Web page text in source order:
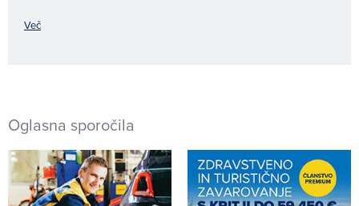
Več
Oglasna sporočila